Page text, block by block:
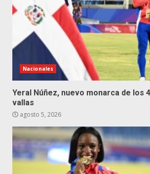
Nacionales
Yeral Núñez, nuevo monarca de los
vallas
agosto 5, 2026